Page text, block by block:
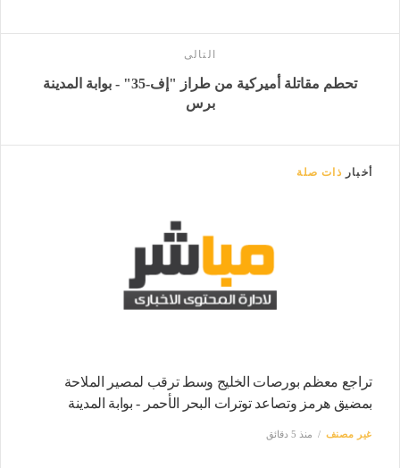
التالى
تحطم مقاتلة أميركية من طراز "إف-35" - بوابة المدينة
برس
أخبار ذات صلة
تراجع معظم بورصات الخليج وسط ترقب لمصير الملاحة
بمضيق هرمز وتصاعد توترات البحر الأحمر - بوابة المدينة
غير مصنف منذ 5 دقائق